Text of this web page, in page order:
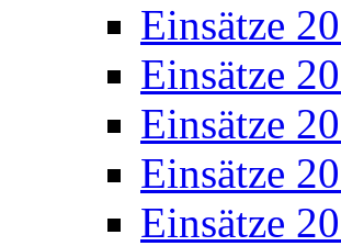
Einsätze
Einsätze
Einsätze
Einsätze
Einsätze